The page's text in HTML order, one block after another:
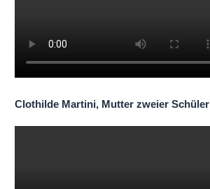
Clothilde Martini, Mutter zweier Schüler